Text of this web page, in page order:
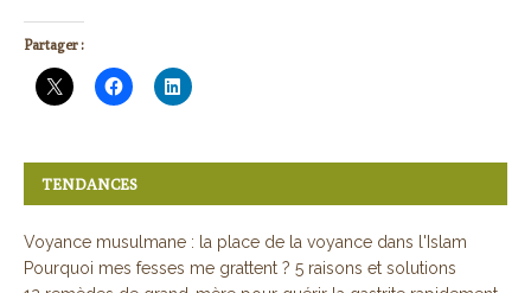
Partager :
TENDANCES
Voyance musulmane : la place de la voyance dans l'Islam
Pourquoi mes fesses me grattent ? 5 raisons et solutions